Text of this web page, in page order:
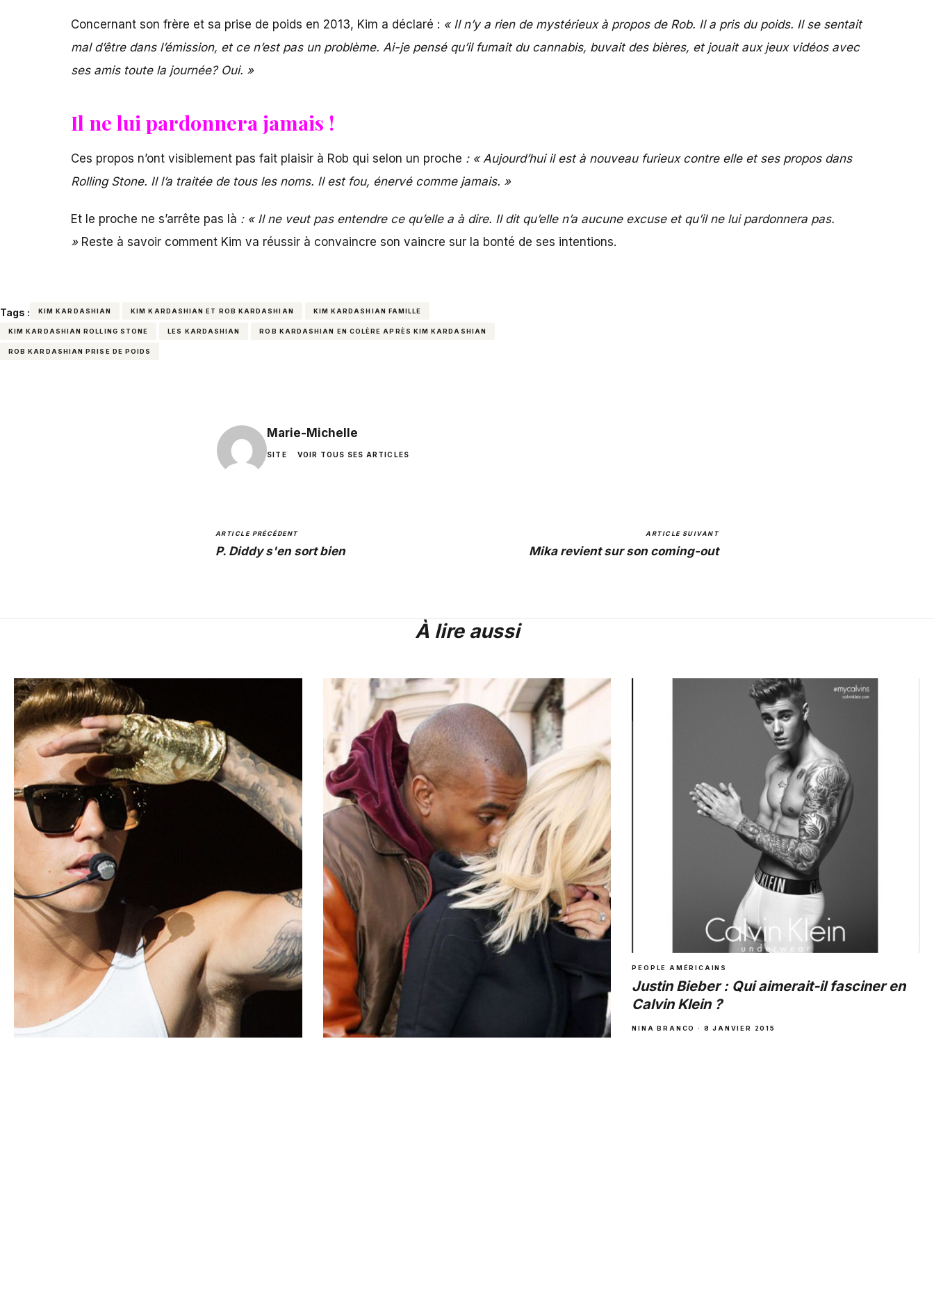
Concernant son frère et sa prise de poids en 2013, Kim a déclaré : « Il n’y a rien de mystérieux à propos de Rob. Il a pris du poids. Il se sentait
mal d’être dans l’émission, et ce n’est pas un problème. Ai-je pensé qu’il fumait du cannabis, buvait des bières, et jouait aux jeux vidéos avec
ses amis toute la journée? Oui. »
Il ne lui pardonnera jamais !
Ces propos n’ont visiblement pas fait plaisir à Rob qui selon un proche : « Aujourd’hui il est à nouveau furieux contre elle et ses propos dans
Rolling Stone. Il l’a traitée de tous les noms. Il est fou, énervé comme jamais. »
Et le proche ne s’arrête pas là : « Il ne veut pas entendre ce qu’elle a à dire. Il dit qu’elle n’a aucune excuse et qu’il ne lui pardonnera pas.
» Reste à savoir comment Kim va réussir à convaincre son vaincre sur la bonté de ses intentions.
Tags : KIM KARDASHIAN KIM KARDASHIAN ET ROB KARDASHIAN KIM KARDASHIAN FAMILLE
KIM KARDASHIAN ROLLING STONE LES KARDASHIAN ROB KARDASHIAN EN COLÈRE APRÈS KIM KARDASHIAN
ROB KARDASHIAN PRISE DE POIDS
Marie-Michelle
SITE VOIR TOUS SES ARTICLES
ARTICLE PRÉCÉDENT
P. Diddy s'en sort bien
ARTICLE SUIVANT
Mika revient sur son coming-out
À lire aussi
PEOPLE AMÉRICAINS
Justin Bieber : Qui aimerait-il fasciner en
Calvin Klein ?
NINA BRANCO · 8 JANVIER 2015